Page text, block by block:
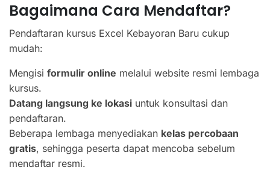
Bagaimana Cara Mendaftar?
Pendaftaran kursus Excel Kebayoran Baru cukup
mudah:
Mengisi formulir online melalui website resmi lembaga
kursus.
Datang langsung ke lokasi untuk konsultasi dan
pendaftaran.
Beberapa lembaga menyediakan kelas percobaan
gratis, sehingga peserta dapat mencoba sebelum
mendaftar resmi.